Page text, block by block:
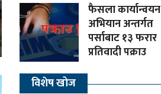
फैसला कार्यान्वयन
अभियान अन्तर्गत
पर्साबाट १३ फरार
प्रतिवादी पक्राउ
विशेष खोज